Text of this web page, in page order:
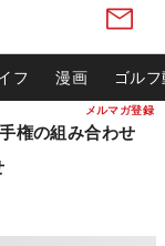
メルマガ登録
フ 漫画 ゴル
権の組み合わせ